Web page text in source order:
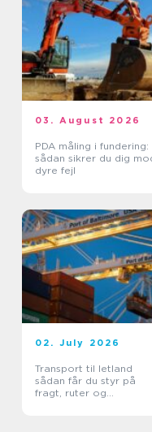
03. August 2026
PDA måling i fundering:
sådan sikrer du dig
dyre fejl
02. July 2026
Transport til letland
sådan får du styr på
fragt, ruter og